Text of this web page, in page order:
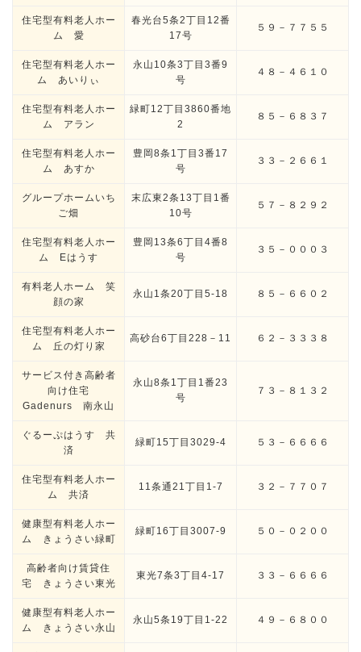
住宅型有料老人ホー
ム 愛
春光台5条2丁目12番
17号
５９－７７５５
住宅型有料老人ホー
ム あいりぃ
永山10条3丁目3番9
号
４８－４６１０
住宅型有料老人ホー
ム アラン
緑町12丁目3860番地
2
８５－６８３７
住宅型有料老人ホー
ム あすか
豊岡8条1丁目3番17
号
３３－２６６１
グループホームいち
ご畑
末広東2条13丁目1番
10号
５７－８２９２
住宅型有料老人ホー
ム Eはうす
豊岡13条6丁目4番8
号
３５－０００３
有料老人ホーム 笑
顔の家
永山1条20丁目5-18 ８５－６６０２
住宅型有料老人ホー
ム 丘の灯り家
高砂台6丁目228－11 ６２－３３３８
サービス付き高齢者
向け住宅
Gadenurs 南永山
永山8条1丁目1番23
号
７３－８１３２
ぐるーぷはうす 共
済
緑町15丁目3029-4 ５３－６６６６
住宅型有料老人ホー
ム 共済
11条通21丁目1-7 ３２－７７０７
健康型有料老人ホー
ム きょうさい緑町
緑町16丁目3007-9 ５０－０２００
高齢者向け賃貸住
宅 きょうさい東光
東光7条3丁目4-17 ３３－６６６６
健康型有料老人ホー
ム きょうさい永山
永山5条19丁目1-22 ４９－６８００